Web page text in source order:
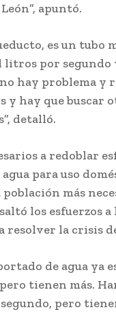
apuntó.
es un tubo
por segundo
hay problema y
y hay que buscar
detalló.
a redoblar
para uso
más
los esfuerzos a
resolver la crisis
de agua ya
tienen más.
pero